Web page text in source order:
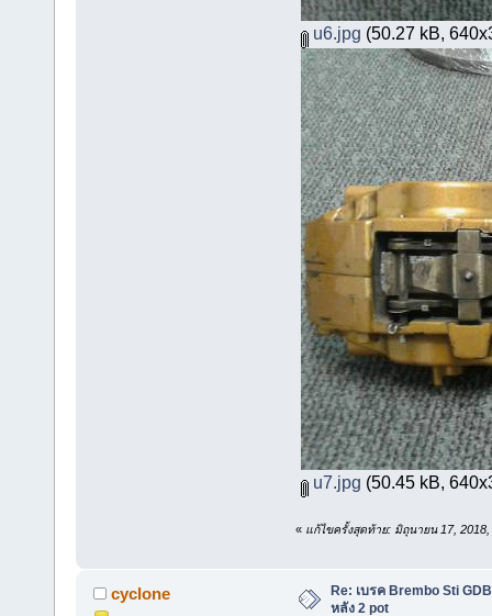
u6.jpg (50.27 kB,
u7.jpg (50.45 kB,
« แก้ไขครั้งสุดท้าย: มิถุนายน 17,
cyclone
Re: เบรค Brembo Sti
หลัง 2 pot